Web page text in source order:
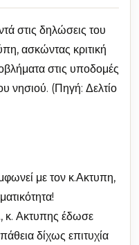
στις δηλώσεις του
ασκώντας κριτική
στις υποδομές
νησιού. (Πηγή: Δελτίο
με τον κ.Ακτυπη,
κ. Ακτυπης έδωσε
δίχως επιτυχία